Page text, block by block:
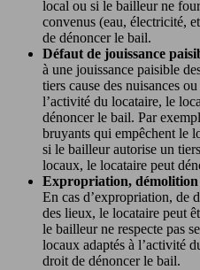
local ou si le bailleur ne
convenus (eau, électricité,
de dénoncer le bail.
Défaut de jouissance
à une jouissance paisible
tiers cause des nuisances
l’activité du locataire, le
dénoncer le bail. Par
bruyants qui empêchent le
si le bailleur autorise un
locaux, le locataire peut
Expropriation,
En cas d’expropriation, de
des lieux, le locataire peut
le bailleur ne respecte pas
locaux adaptés à l’activité
droit de dénoncer le bail.